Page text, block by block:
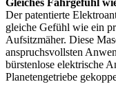
Der patentierte
gleiche Gefühl wie ein
Aufsitzmäher. Diese
anspruchsvollsten
bürstenlose elektrische
Planetengetriebe